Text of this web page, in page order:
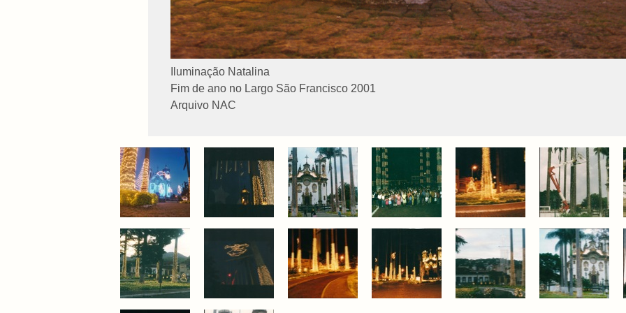
Iluminação Natalina
Fim de ano no Largo São Francisco 2001
Arquivo NAC